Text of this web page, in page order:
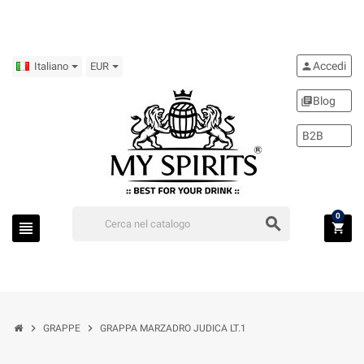
Italiano EUR
view_headline search
personAccedi
library_booksBlog
B2B
shopping_cart
0
chevron_right GRAPPE chevron_right GRAPPA MARZADRO JUDICA LT.1